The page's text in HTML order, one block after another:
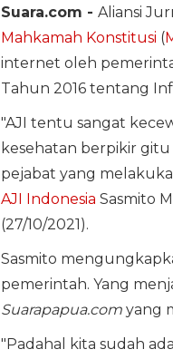
Suara.com - Aliansi
Mahkamah Konstitusi (
internet oleh
Tahun 2016 tentang
"AJI tentu sangat
kesehatan berpikir
pejabat yang
AJI Indonesia Sasmito
(27/10/2021).
Sasmito
pemerintah. Yang
Suarapapua.comyang
"Padahal kita sudah